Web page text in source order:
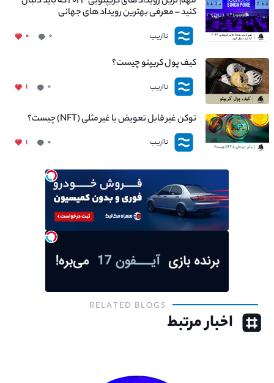
کنید – معرفی بهترین رویداد های جهانی
نااریب ۰ ۰
کیف پول کریپتو چیست؟
نااریب ۰ ۱
توکن غیر قابل تعویض یا غیر مثلی (NFT) چیست؟
نااریب ۰ ۱
RELATED BLOGS
اخبار مرتبط